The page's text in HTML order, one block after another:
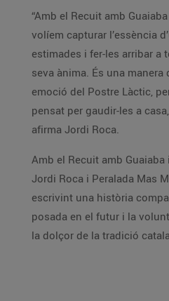
“Amb el Recuit amb
volíem capturar l’essència
estimades i fer-les arribar a
seva ànima. És una
emoció del Postre Làctic,
pensat per gaudir-les a
afirma Jordi Roca.
Amb el Recuit amb Guaiaba
Jordi Roca i Peralada Mas
escrivint una història
posada en el futur i la
la dolçor de la tradició